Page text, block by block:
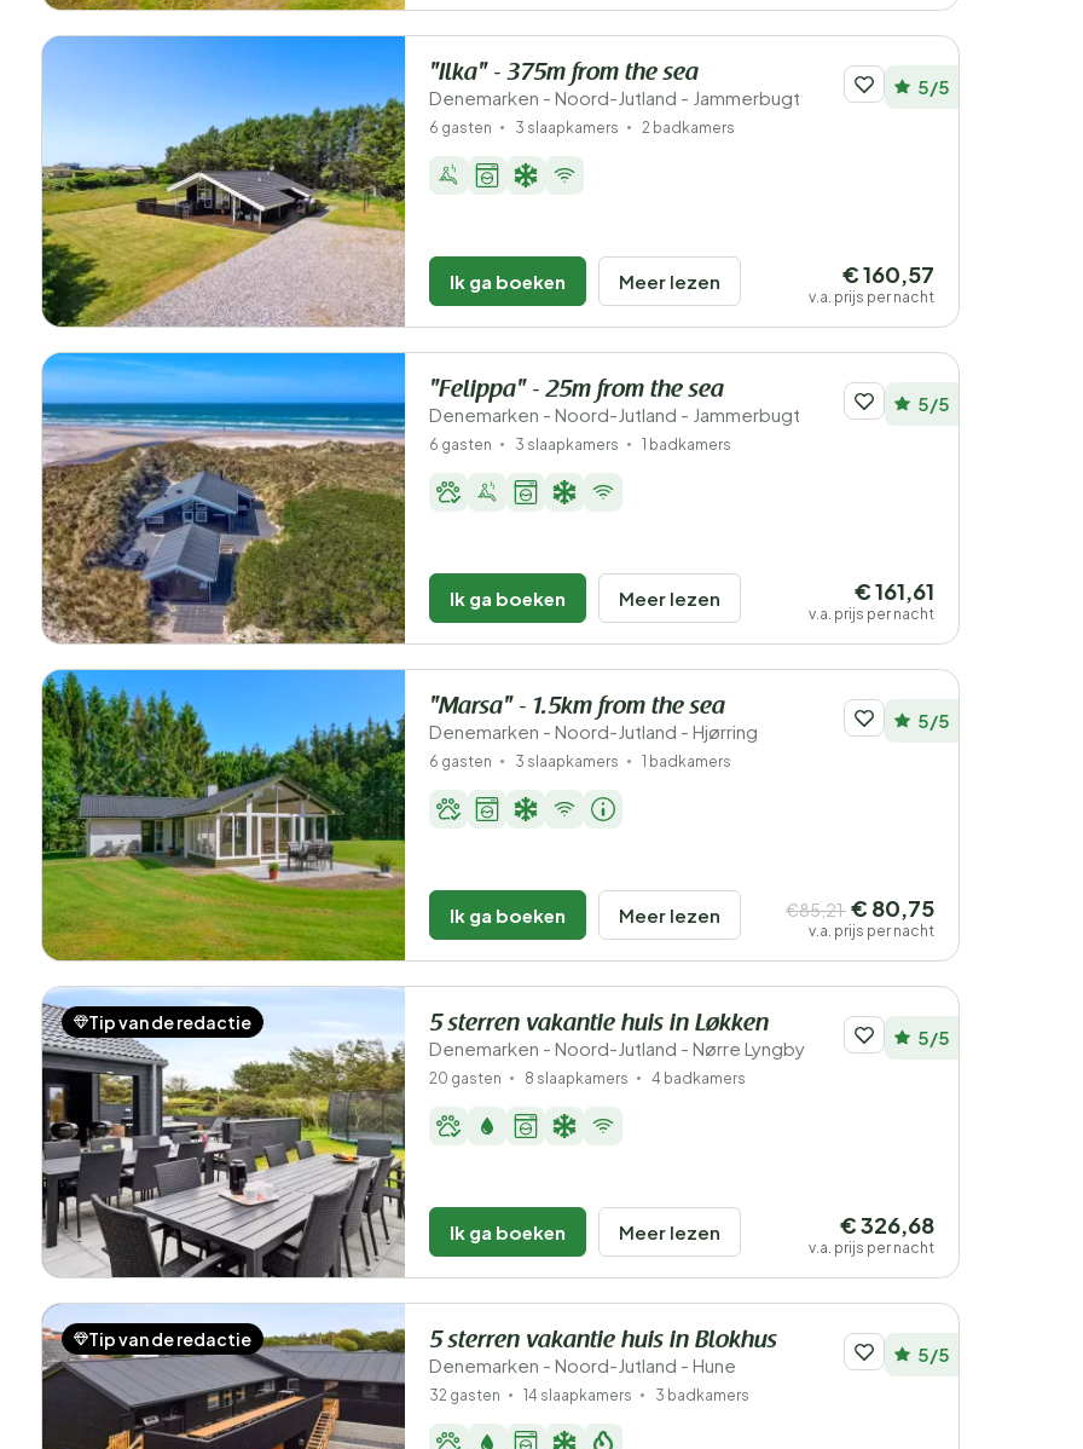
"Ilka" - 375m from the sea
Denemarken - Noord-Jutland - Jammerbugt 5/5
6 gasten 3 slaapkamers 2 badkamers
Ik ga boeken Meer lezen € 160,57
v.a. prijs per nacht
"Felippa" - 25m from the sea
Denemarken - Noord-Jutland - Jammerbugt 5/5
6 gasten 3 slaapkamers 1 badkamers
Ik ga boeken Meer lezen € 161,61
v.a. prijs per nacht
"Marsa" - 1.5km from the sea
Denemarken - Noord-Jutland - Hjørring 5/5
6 gasten 3 slaapkamers 1 badkamers
Ik ga boeken Meer lezen €85,21 € 80,75
v.a. prijs per nacht
Tip van de redactie 5 sterren vakantie huis in Løkken
Denemarken - Noord-Jutland - Nørre Lyngby 5/5
20 gasten 8 slaapkamers 4 badkamers
Ik ga boeken Meer lezen € 326,68
v.a. prijs per nacht
Tip van de redactie 5 sterren vakantie huis in Blokhus
Denemarken - Noord-Jutland - Hune 5/5
32 gasten 14 slaapkamers 3 badkamers